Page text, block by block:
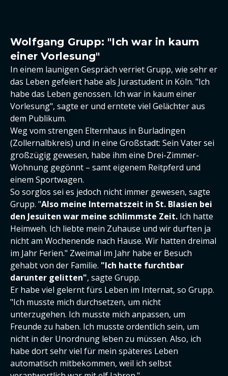
Wolfgang Grupp: "Ich war in kaum
einer Vorlesung"
In einem launigen Gespräch verriet Grupp, wie sehr er
das Leben gefeiert habe als Jurastudent in Köln. "Ich
habe das Leben genossen. Ich war in kaum einer
Vorlesung", sagte er und erntete viel Gelächter aus
dem Publikum.
Weg vom strengen Elternhaus in Burladingen
(Zollernalbkreis) und in eine Großstadt: Sein Vater sei
großzügig gewesen, habe ihm eine Drei-Zimmer-
Wohnung gegönnt – samt eigenem Reitpferd und
einem Sportwagen.
So sorglos sei es jedoch nicht immer gewesen, sagte
Grupp. "Also meine Internatszeit in St. Blasien bei
den Jesuiten war meine schlimmste Zeit. Ich hatte
Heimweh. Ich liebte mein Zuhause und wir durften ja
nicht am Wochenende nach Hause. Wir hatten dreimal
im Jahr Ferien." Zweimal im Jahr habe er Besuch
gehabt von der Familie. "Ich hatte furchtbar
darunter gelitten", sagte Grupp.
Er habe viel gelernt fürs Leben im Internat, so Grupp.
"Ich musste mich durchsetzen, um nicht
unterzugehen. Ich musste mich anpassen, um
Freunde zu haben. Ich musste ordentlich sein, um
nicht in der Unordnung leben zu müssen. Also, ich
habe dort sehr viel für mein späteres Leben
automatisch mitbekommen, weil ich selbst